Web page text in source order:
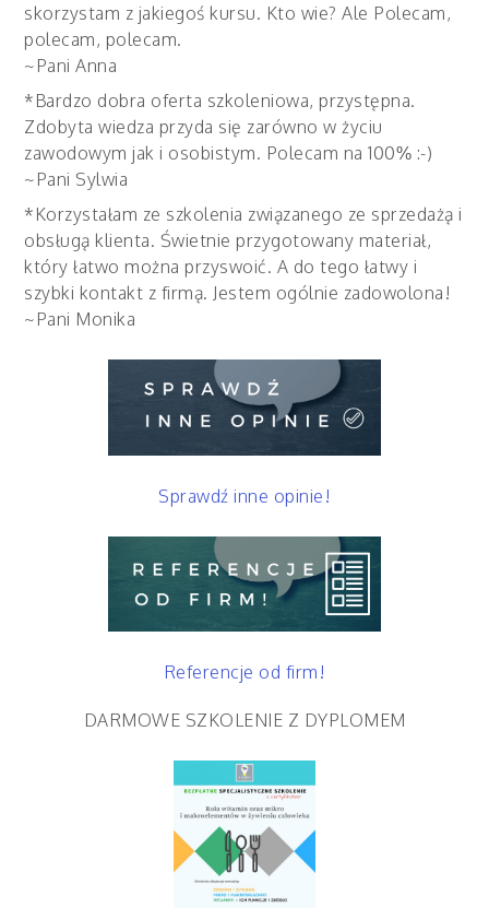
skorzystam z jakiegoś kursu. Kto wie? Ale Polecam,
polecam, polecam.
~Pani Anna
*Bardzo dobra oferta szkoleniowa, przystępna.
Zdobyta wiedza przyda się zarówno w życiu
zawodowym jak i osobistym. Polecam na 100% :-)
~Pani Sylwia
*Korzystałam ze szkolenia związanego ze sprzedażą i
obsługą klienta. Świetnie przygotowany materiał,
który łatwo można przyswoić. A do tego łatwy i
szybki kontakt z firmą. Jestem ogólnie zadowolona!
~Pani Monika
Sprawdź inne opinie!
Referencje od firm!
DARMOWE SZKOLENIE Z DYPLOMEM